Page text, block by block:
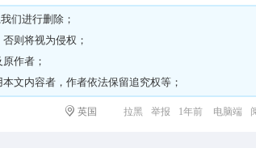
们进行删除；
则将视为侵权；
作者；
文内容者，作者依法保留追究权等；
英国 拉黑 举报 1年前 电脑端